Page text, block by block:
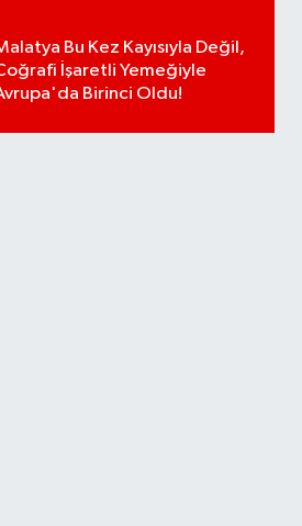
Bu Kez Kayısıyla Değil,
İşaretli Yemeğiyle
Birinci Oldu!